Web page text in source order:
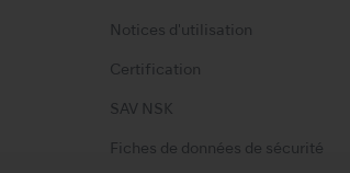
Notices d'utilisation
Certification
SAV NSK
Fiches de données de sécurité